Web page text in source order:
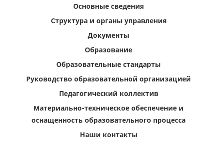
Основные сведения
Структура и органы управления
Документы
Образование
Образовательные стандарты
Руководство образовательной организацией
Педагогический коллектив
Материально-техническое обеспечение и
оснащенность образовательного процесса
Наши контакты